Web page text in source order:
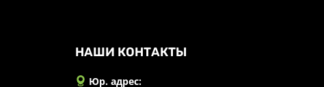
НАШИ КОНТАКТЫ
Юр. адрес: